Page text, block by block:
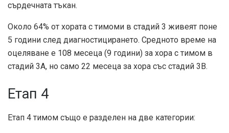
сърдечната тъкан.
Около 64% ​​от хората с тимоми в стадий 3 живеят поне
5 години след диагностицирането. Средното време на
оцеляване е 108 месеца (9 години) за хора с тимом в
стадий 3А, но само 22 месеца за хора със стадий 3В.
Етап 4
Етап 4 тимом също е разделен на две категории: